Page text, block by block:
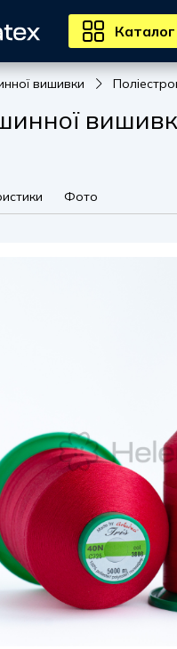
Каталог
вишивки
Фото